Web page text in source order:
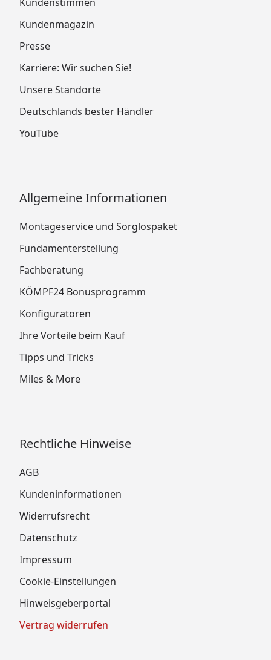
Kundenstimmen
Kundenmagazin
Presse
Karriere: Wir suchen Sie!
Unsere Standorte
Deutschlands bester Händler
YouTube
Allgemeine Informationen
Montageservice und Sorglospaket
Fundamenterstellung
Fachberatung
KÖMPF24 Bonusprogramm
Konfiguratoren
Ihre Vorteile beim Kauf
Tipps und Tricks
Miles & More
Rechtliche Hinweise
AGB
Kundeninformationen
Widerrufsrecht
Datenschutz
Impressum
Cookie-Einstellungen
Hinweisgeberportal
Vertrag widerrufen